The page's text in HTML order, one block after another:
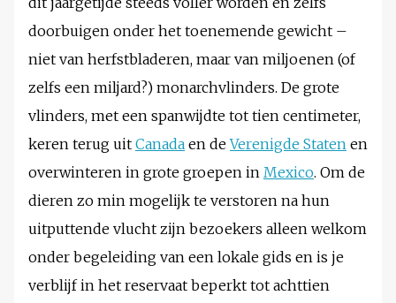
doorbuigen onder het toenemende gewicht –
niet van herfstbladeren, maar van miljoenen (of
zelfs een miljard?) monarchvlinders. De grote
vlinders, met een spanwijdte tot tien centimeter,
keren terug uit Canada en deVerenigde Staten en
overwinteren in grote groepen in Mexico. Om de
dieren zo min mogelijk te verstoren na hun
uitputtende vlucht zijn bezoekers alleen welkom
onder begeleiding van een lokale gids en is je
verblijf in het reservaat beperkt tot achttien